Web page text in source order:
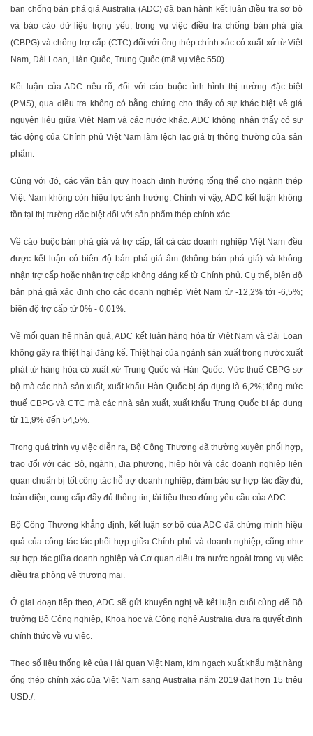
ban chống bán phá giá Australia (ADC) đã ban hành kết luận điều tra sơ bộ
và báo cáo dữ liệu trọng yếu, trong vụ việc điều tra chống bán phá giá
(CBPG) và chống trợ cấp (CTC) đối với ống thép chính xác có xuất xứ từ Việt
Nam, Đài Loan, Hàn Quốc, Trung Quốc (mã vụ việc 550).
Kết luận của ADC nêu rõ, đối với cáo buộc tình hình thị trường đặc biệt
(PMS), qua điều tra không có bằng chứng cho thấy có sự khác biệt về giá
nguyên liệu giữa Việt Nam và các nước khác. ADC không nhận thấy có sự
tác động của Chính phủ Việt Nam làm lệch lạc giá trị thông thường của sản
phẩm.
Cùng với đó, các văn bản quy hoạch định hướng tổng thể cho ngành thép
Việt Nam không còn hiệu lực ảnh hưởng. Chính vì vậy, ADC kết luận không
tồn tại thị trường đặc biệt đối với sản phẩm thép chính xác.
Về cáo buộc bán phá giá và trợ cấp, tất cả các doanh nghiệp Việt Nam đều
được kết luận có biên độ bán phá giá âm (không bán phá giá) và không
nhận trợ cấp hoặc nhận trợ cấp không đáng kể từ Chính phủ. Cụ thể, biên độ
bán phá giá xác định cho các doanh nghiệp Việt Nam từ -12,2% tới -6,5%;
biên độ trợ cấp từ 0% - 0,01%.
Về mối quan hệ nhân quả, ADC kết luận hàng hóa từ Việt Nam và Đài Loan
không gây ra thiệt hại đáng kể. Thiệt hại của ngành sản xuất trong nước xuất
phát từ hàng hóa có xuất xứ Trung Quốc và Hàn Quốc. Mức thuế CBPG sơ
bộ mà các nhà sản xuất, xuất khẩu Hàn Quốc bị áp dụng là 6,2%; tổng mức
thuế CBPG và CTC mà các nhà sản xuất, xuất khẩu Trung Quốc bị áp dụng
từ 11,9% đến 54,5%.
Trong quá trình vụ việc diễn ra, Bộ Công Thương đã thường xuyên phối hợp,
trao đổi với các Bộ, ngành, địa phương, hiệp hội và các doanh nghiệp liên
quan chuẩn bị tốt công tác hỗ trợ doanh nghiệp; đảm bảo sự hợp tác đầy đủ,
toàn diện, cung cấp đầy đủ thông tin, tài liệu theo đúng yêu cầu của ADC.
Bộ Công Thương khẳng định, kết luận sơ bộ của ADC đã chứng minh hiệu
quả của công tác tác phối hợp giữa Chính phủ và doanh nghiệp, cũng như
sự hợp tác giữa doanh nghiệp và Cơ quan điều tra nước ngoài trong vụ việc
điều tra phòng vệ thương mại.
Ở giai đoạn tiếp theo, ADC sẽ gửi khuyến nghị về kết luận cuối cùng để Bộ
trưởng Bộ Công nghiệp, Khoa học và Công nghệ Australia đưa ra quyết định
chính thức về vụ việc.
Theo số liệu thống kê của Hải quan Việt Nam, kim ngạch xuất khẩu mặt hàng
ống thép chính xác của Việt Nam sang Australia năm 2019 đạt hơn 15 triệu
USD./.